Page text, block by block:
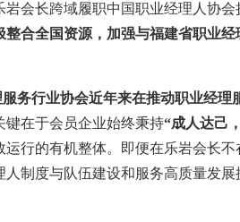
会长跨域履职中国职业经理人协会
合全国资源，加强与福建省职业
务行业协会近年来在推动职业经
键在于会员企业始终秉持“成人达己
行的有机整体。即便在乐岩会长
制度与队伍建设和服务高质量发展